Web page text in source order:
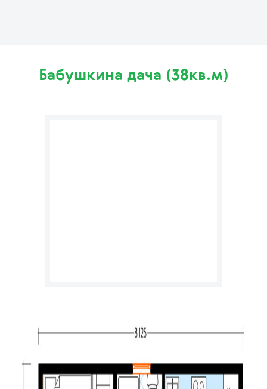
Бабушкина дача (38кв.м)